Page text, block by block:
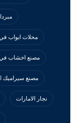
محلات ابواب في
مصنع اخشاب في
مصنع سيراميك
نجار الامارات